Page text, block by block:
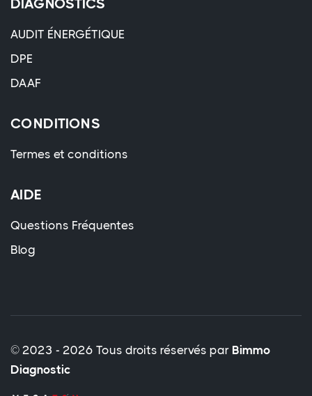
DIAGNOSTICS
AUDIT ÉNERGÉTIQUE
DPE
DAAF
CONDITIONS
Termes et conditions
AIDE
Questions Fréquentes
Blog
© 2023 - 2026 Tous droits réservés par Bimmo
Diagnostic